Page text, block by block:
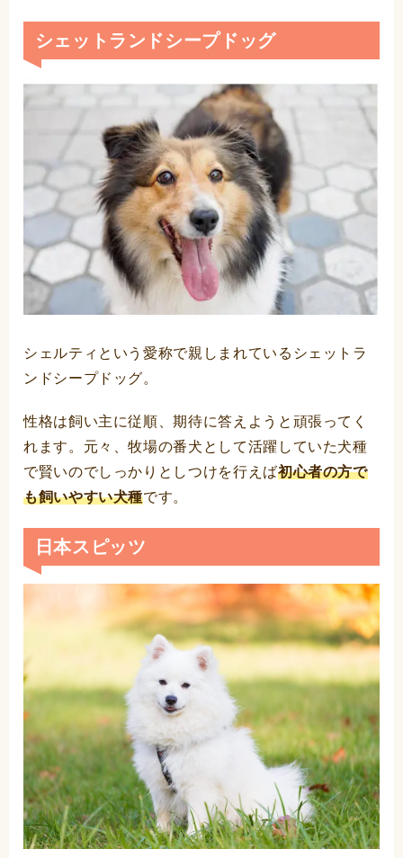
シェットランドシープドッグ
シェルティという愛称で親しまれているシェットラ
ンドシープドッグ。
性格は飼い主に従順、期待に答えようと頑張ってく
れます。元々、牧場の番犬として活躍していた犬種
で賢いのでしっかりとしつけを行えば初心者の方で
も飼いやすい犬種です。
日本スピッツ